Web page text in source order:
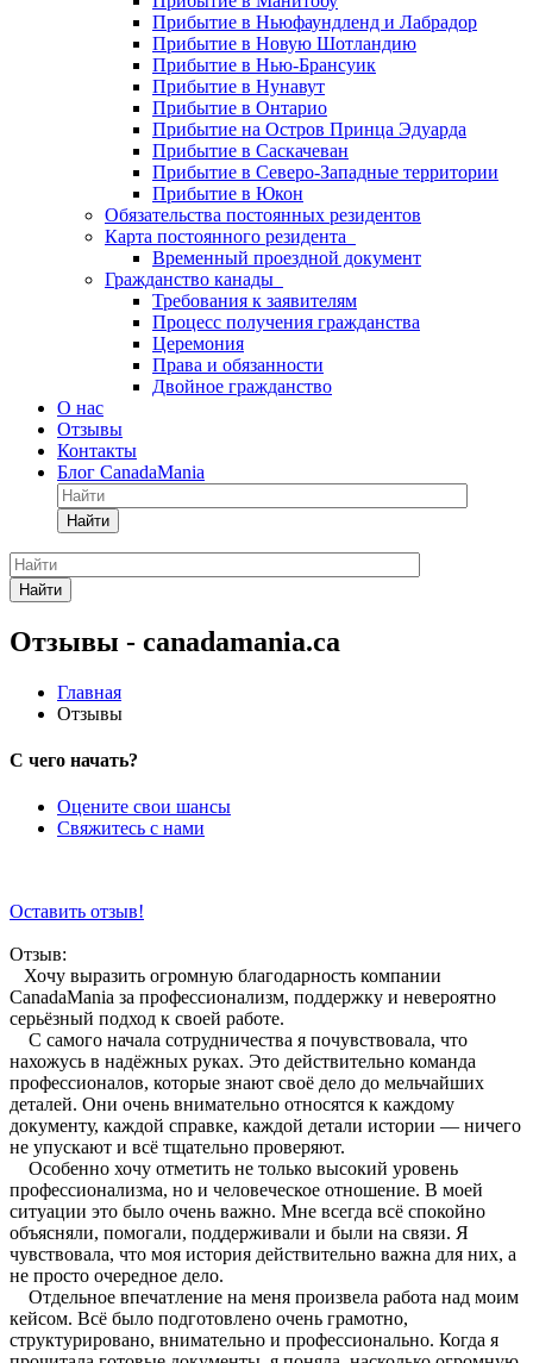
Прибытие в Ньюфаундленд и Лабрадор
Прибытие в Новую Шотландию
Прибытие в Нью-Брансуик
Прибытие в Нунавут
Прибытие в Онтарио
Прибытие на Остров Принца Эдуарда
Прибытие в Саскачеван
Прибытие в Северо-Западные территории
Прибытие в Юкон
Обязательства постоянных резидентов
Карта постоянного резидента
Временный проездной документ
Гражданство канады
Требования к заявителям
Процесс получения гражданства
Церемония
Права и обязанности
Двойное гражданство
О нас
Отзывы
Контакты
Блог CanadaMania
Найти
Найти
Отзывы - canadamania.ca
Главная
Отзывы
С чего начать?
Оцените свои шансы
Свяжитесь с нами
Оставить отзыв!
Отзыв:
Хочу выразить огромную благодарность компании
CanadaMania за профессионализм, поддержку и невероятно
серьёзный подход к своей работе.
С самого начала сотрудничества я почувствовала, что
нахожусь в надёжных руках. Это действительно команда
профессионалов, которые знают своё дело до мельчайших
деталей. Они очень внимательно относятся к каждому
документу, каждой справке, каждой детали истории — ничего
не упускают и всё тщательно проверяют.
Особенно хочу отметить не только высокий уровень
профессионализма, но и человеческое отношение. В моей
ситуации это было очень важно. Мне всегда всё спокойно
объясняли, помогали, поддерживали и были на связи. Я
чувствовала, что моя история действительно важна для них, а
не просто очередное дело.
Отдельное впечатление на меня произвела работа над моим
кейсом. Всё было подготовлено очень грамотно,
структурировано, внимательно и профессионально. Когда я